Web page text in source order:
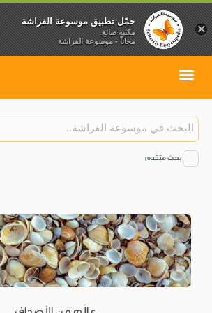
بحث متقدم
×
حمّل تطبيق موسوعة الفراشة
مكتبة صائغ
مجاناً - موسوعة الفراشة